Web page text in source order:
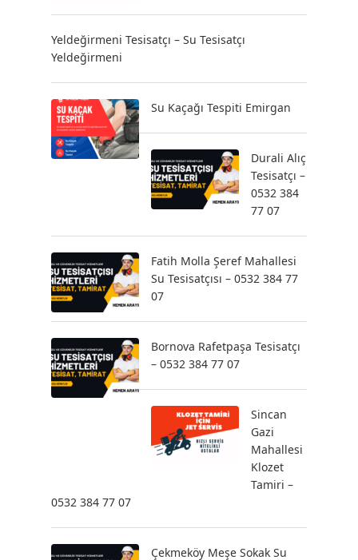
Yeldeğirmeni Tesisatçı – Su Tesisatçı
Yeldeğirmeni
Su Kaçağı Tespiti Emirgan
Durali Alıç
Tesisatçı –
0532 384
77 07
Fatih Molla Şeref Mahallesi
Su Tesisatçısı – 0532 384 77
07
Bornova Rafetpaşa Tesisatçı
– 0532 384 77 07
Sincan
Gazi
Mahallesi
Klozet
Tamiri –
0532 384 77 07
Çekmeköy Meşe Sokak Su